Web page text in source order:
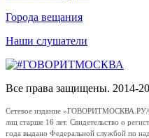
Города вещания
Наши слушатели
Все права защищены. 2014-
Сетевое издание «ГОВОРИТМОСКВА.РУ/
лиц старше 16 лет. Свидетельство о
года выдано Федеральной службой по